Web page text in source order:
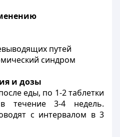
путей
синдром
и дозы
еды, по 1-2 таблетки
течение 3-4 недель.
с интервалом в 3